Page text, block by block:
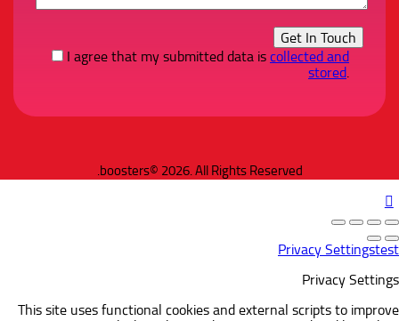
I agree that my submitted data iscollected and
stored.
boosters© 2026. All Rights Reserved.
Privacy Settingstest
Privacy Settings
This site uses functional cookies and external scripts to improve